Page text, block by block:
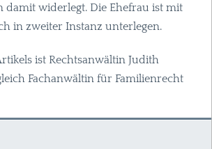
damit widerlegt. Die Ehefrau ist mit
in zweiter Instanz unterlegen.
ist Rechtsanwältin Judith
Fachanwältin für Familienrecht